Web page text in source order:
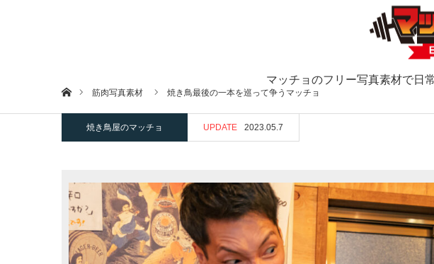
マッチョのフリー写真素材で日
ホーム筋肉写真素材 焼き鳥最後の一本を巡って争うマッチョ
焼き鳥屋のマッチョ UPDATE 2023.05.7